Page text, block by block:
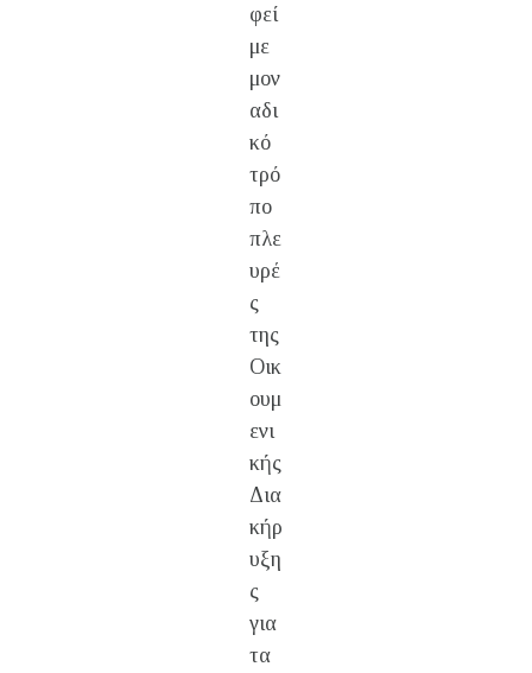
φεί
με
μον
αδι
κό
τρό
πο
πλε
υρέ
ς
της
Οικ
ουμ
ενι
κής
Δια
κήρ
υξη
ς
για
τα